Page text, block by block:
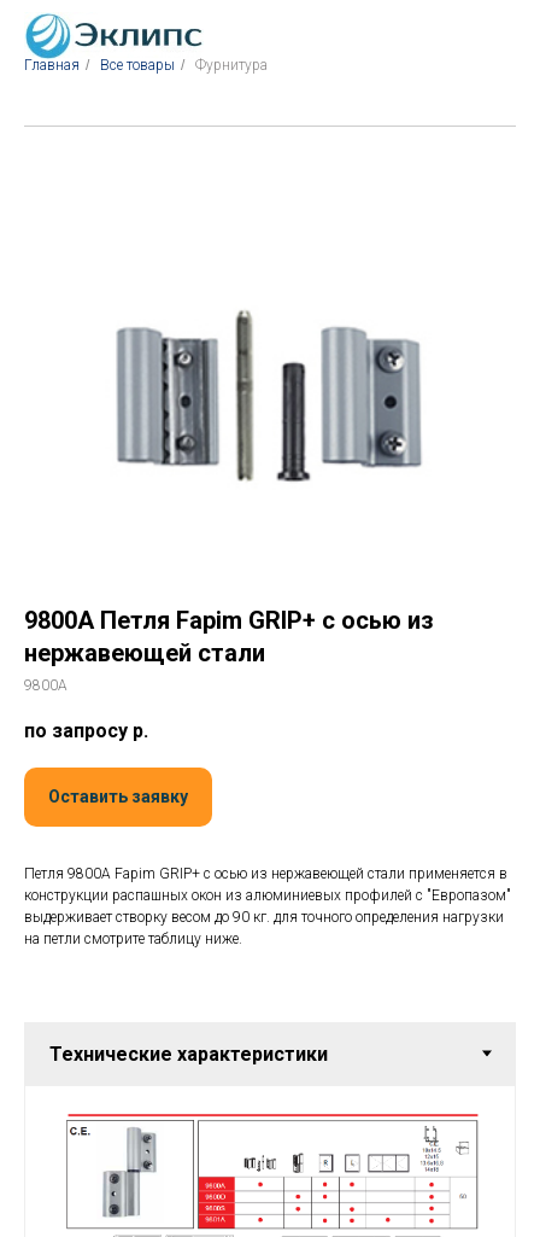
Главная / Все товары / Фурнитура
9800A Петля Fapim GRIP+ с осью из
нержавеющей стали
9800A
по запросу р.
Оставить заявку
Петля 9800A Fapim GRIP+ с осью из нержавеющей стали применяется в
конструкции распашных окон из алюминиевых профилей с "Европазом"
выдерживает створку весом до 90 кг. для точного определения нагрузки
на петли смотрите таблицу ниже.